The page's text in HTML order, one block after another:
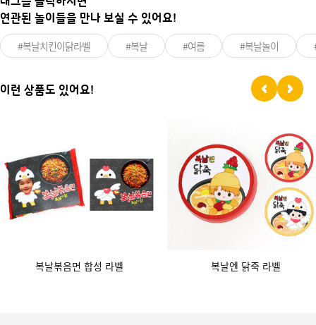
연관된 놀이들을 만나 보실 수 있어요!
#복날치킨이닭라벨 #복날 #여름 #복날놀이
이런 상품도 있어요!
복날볶음면 합성 라벨 복날엔 닭죽 라벨